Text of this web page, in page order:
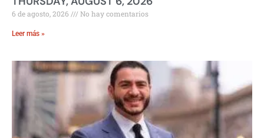
6 de agosto, 2026 No hay comentarios
Leer más »